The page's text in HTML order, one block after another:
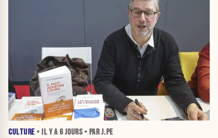
CULTURE • IL Y A 6 JOURS• PAR J.PE